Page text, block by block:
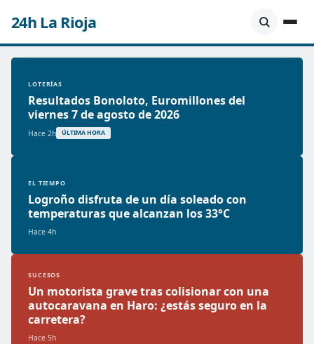
24h La Rioja
LOTERÍAS
Resultados Bonoloto, Euromillones del
viernes 7 de agosto de 2026
Hace 2h ÚLTIMA HORA
EL TIEMPO
Logroño disfruta de un día soleado con
temperaturas que alcanzan los 33°C
Hace 4h
SUCESOS
Un motorista grave tras colisionar con una
autocaravana en Haro: ¿estás seguro en la
carretera?
Hace 5h